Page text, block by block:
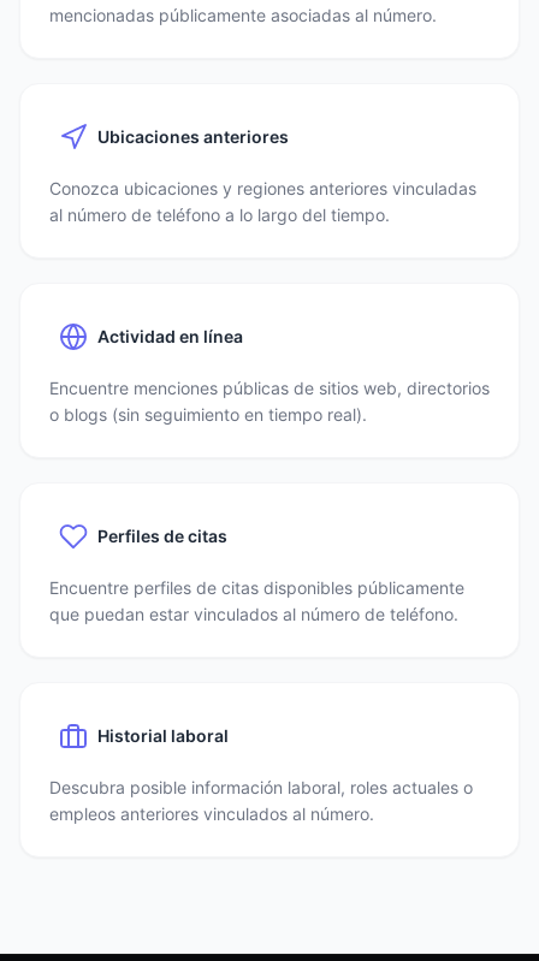
mencionadas públicamente asociadas al número.
Ubicaciones anteriores
Conozca ubicaciones y regiones anteriores vinculadas
al número de teléfono a lo largo del tiempo.
Actividad en línea
Encuentre menciones públicas de sitios web, directorios
o blogs (sin seguimiento en tiempo real).
Perfiles de citas
Encuentre perfiles de citas disponibles públicamente
que puedan estar vinculados al número de teléfono.
Historial laboral
Descubra posible información laboral, roles actuales o
empleos anteriores vinculados al número.